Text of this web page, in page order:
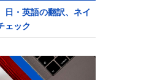
日・英語の翻訳、ネイ
ェック